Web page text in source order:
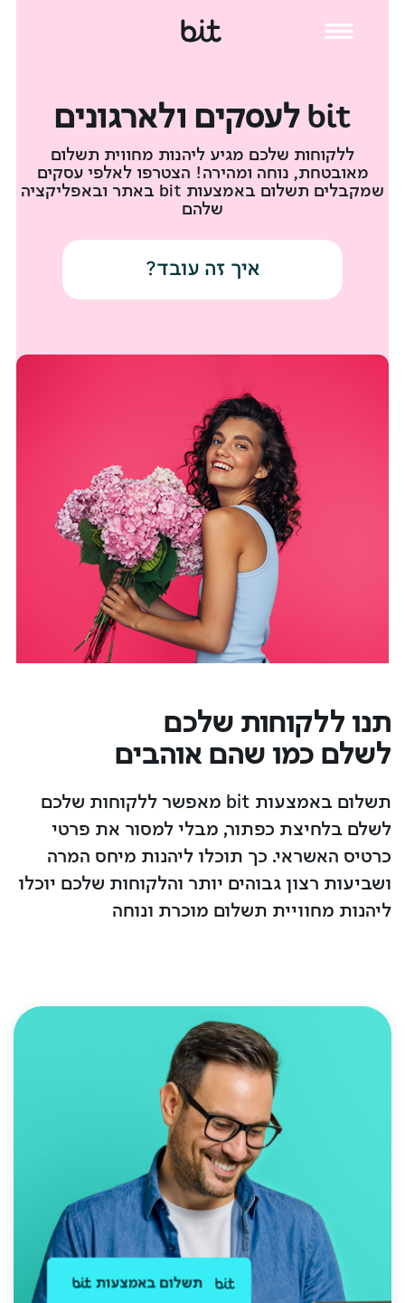
bit לעסקים ולארגונים
ללקוחות שלכם מגיע ליהנות מחווית תשלום
מאובטחת, נוחה ומהירה! הצטרפו לאלפי עסקים
שמקבלים תשלום באמצעות bit באתר ובאפליקציה
שלהם
תנו ללקוחות שלכם
לשלם כמו שהם אוהבים
תשלום באמצעות bit מאפשר ללקוחות שלכם
לשלם בלחיצת כפתור, מבלי למסור את פרטי
כרטיס האשראי. כך תוכלו ליהנות מיחס המרה
ושביעות רצון גבוהים יותר והלקוחות שלכם יוכלו
ליהנות מחוויית תשלום מוכרת ונוחה